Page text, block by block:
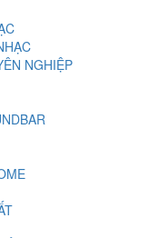
NGHIỆP